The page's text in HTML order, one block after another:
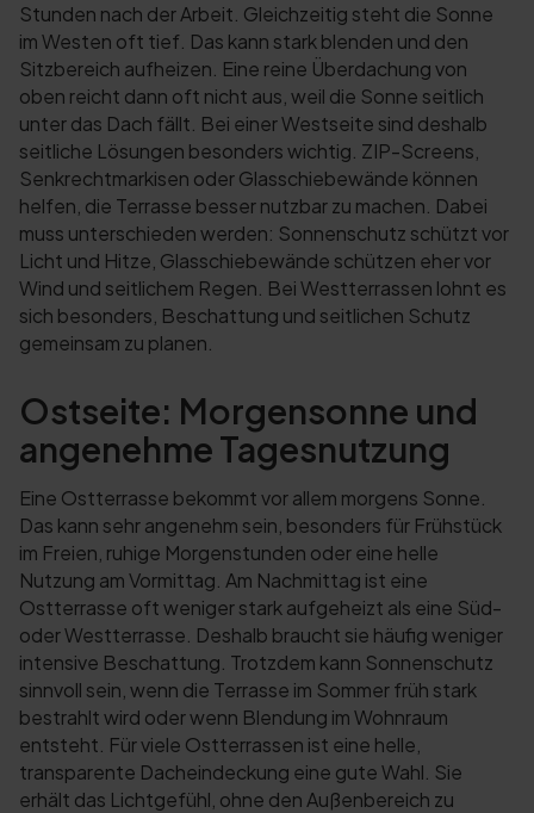
Stunden nach der Arbeit. Gleichzeitig steht die Sonne
im Westen oft tief. Das kann stark blenden und den
Sitzbereich aufheizen. Eine reine Überdachung von
oben reicht dann oft nicht aus, weil die Sonne seitlich
unter das Dach fällt. Bei einer Westseite sind deshalb
seitliche Lösungen besonders wichtig. ZIP-Screens,
Senkrechtmarkisen oder Glasschiebewände können
helfen, die Terrasse besser nutzbar zu machen. Dabei
muss unterschieden werden: Sonnenschutz schützt vor
Licht und Hitze, Glasschiebewände schützen eher vor
Wind und seitlichem Regen. Bei Westterrassen lohnt es
sich besonders, Beschattung und seitlichen Schutz
gemeinsam zu planen.
Ostseite: Morgensonne und
angenehme Tagesnutzung
Eine Ostterrasse bekommt vor allem morgens Sonne.
Das kann sehr angenehm sein, besonders für Frühstück
im Freien, ruhige Morgenstunden oder eine helle
Nutzung am Vormittag. Am Nachmittag ist eine
Ostterrasse oft weniger stark aufgeheizt als eine Süd-
oder Westterrasse. Deshalb braucht sie häufig weniger
intensive Beschattung. Trotzdem kann Sonnenschutz
sinnvoll sein, wenn die Terrasse im Sommer früh stark
bestrahlt wird oder wenn Blendung im Wohnraum
entsteht. Für viele Ostterrassen ist eine helle,
transparente Dacheindeckung eine gute Wahl. Sie
erhält das Lichtgefühl, ohne den Außenbereich zu